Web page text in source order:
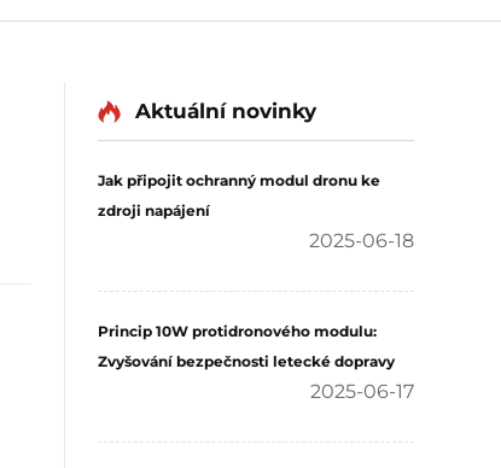
Aktuální novinky
Jak připojit ochranný modul dronu ke
zdroji napájení
2025-06-18
Princip 10W protidronového modulu:
Zvyšování bezpečnosti letecké dopravy
2025-06-17